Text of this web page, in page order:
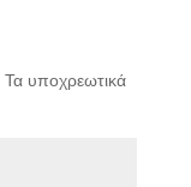
Τα υποχρεωτικά